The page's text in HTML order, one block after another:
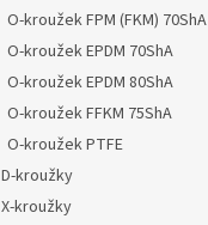
O-kroužek FPM (FKM) 70ShA
O-kroužek EPDM 70ShA
O-kroužek EPDM 80ShA
O-kroužek FFKM 75ShA
O-kroužek PTFE
D-kroužky
X-kroužky